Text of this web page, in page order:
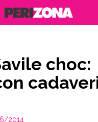
choc:
2014